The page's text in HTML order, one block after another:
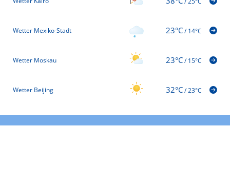
Wetter Mexiko-Stadt 23°C/14°C
Wetter Moskau 23°C/15°C
Wetter Beijing 32°C/23°C